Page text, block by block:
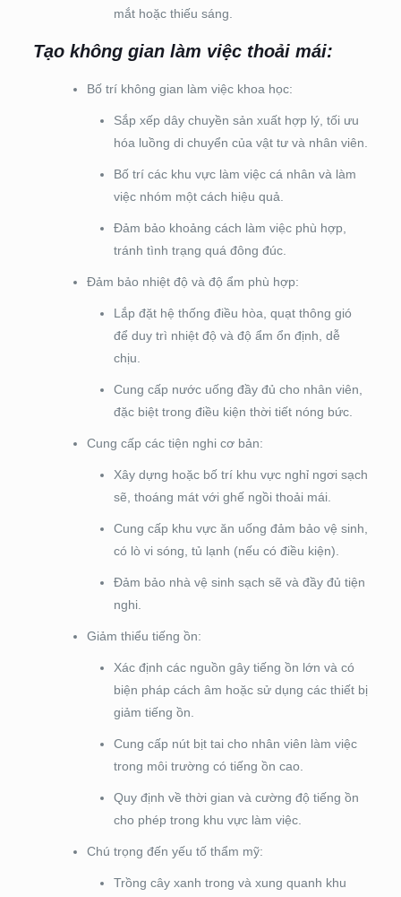
mắt hoặc thiếu sáng.
Tạo không gian làm việc thoải mái:
Bố trí không gian làm việc khoa học:
Sắp xếp dây chuyền sản xuất hợp lý, tối ưu
hóa luồng di chuyển của vật tư và nhân viên.
Bố trí các khu vực làm việc cá nhân và làm
việc nhóm một cách hiệu quả.
Đảm bảo khoảng cách làm việc phù hợp,
tránh tình trạng quá đông đúc.
Đảm bảo nhiệt độ và độ ẩm phù hợp:
Lắp đặt hệ thống điều hòa, quạt thông gió
để duy trì nhiệt độ và độ ẩm ổn định, dễ
chịu.
Cung cấp nước uống đầy đủ cho nhân viên,
đặc biệt trong điều kiện thời tiết nóng bức.
Cung cấp các tiện nghi cơ bản:
Xây dựng hoặc bố trí khu vực nghỉ ngơi sạch
sẽ, thoáng mát với ghế ngồi thoải mái.
Cung cấp khu vực ăn uống đảm bảo vệ sinh,
có lò vi sóng, tủ lạnh (nếu có điều kiện).
Đảm bảo nhà vệ sinh sạch sẽ và đầy đủ tiện
nghi.
Giảm thiểu tiếng ồn:
Xác định các nguồn gây tiếng ồn lớn và có
biện pháp cách âm hoặc sử dụng các thiết bị
giảm tiếng ồn.
Cung cấp nút bịt tai cho nhân viên làm việc
trong môi trường có tiếng ồn cao.
Quy định về thời gian và cường độ tiếng ồn
cho phép trong khu vực làm việc.
Chú trọng đến yếu tố thẩm mỹ:
Trồng cây xanh trong và xung quanh khu